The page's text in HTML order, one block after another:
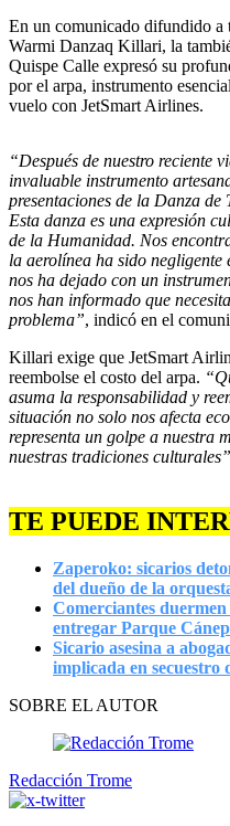
En un comunicado difundido a
Warmi Danzaq Killari, la
Quispe Calle expresó su
por el arpa, instrumento
vuelo con JetSmart Airlines.
“Después de nuestro reciente
invaluable instrumento
presentaciones de la Danza
Esta danza es una expresión
de la Humanidad. Nos
la aerolínea ha sido negligente
nos ha dejado con un
nos han informado que
problema”, indicó en el
Killari exige que JetSmart
reembolse el costo del arpa.
asuma la responsabilidad y
situación no solo nos afecta
representa un golpe a nuestra
nuestras tradiciones culturales”,
TE PUEDE
Zaperoko: sicarios
del dueño de la
Comerciantes
entregar Parque
Sicario asesina a
implicada en secuestro
SOBRE EL AUTOR
Redacción Trome